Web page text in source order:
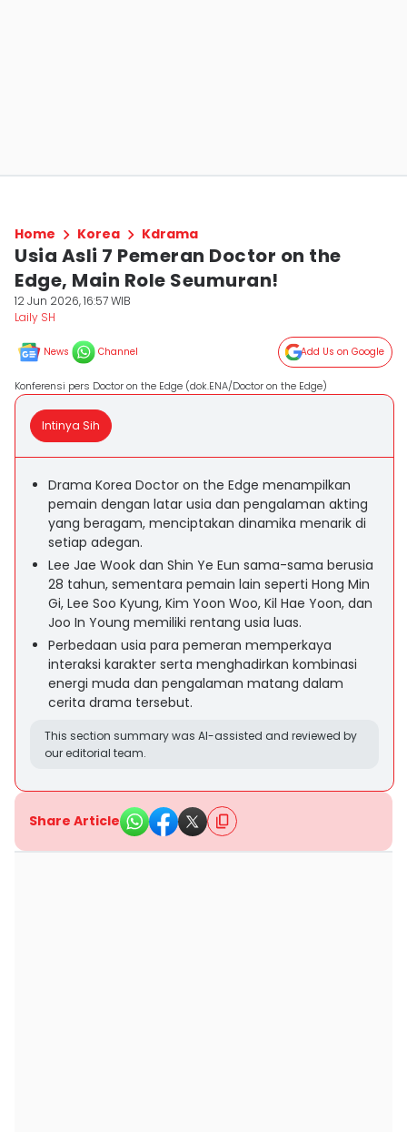
Home Korea Kdrama
Usia Asli 7 Pemeran Doctor on the
Edge, Main Role Seumuran!
12 Jun 2026, 16:57 WIB
Laily SH
News Channel Add Us on Google
Konferensi pers Doctor on the Edge (dok.ENA/Doctor on the Edge)
Intinya Sih
Drama Korea Doctor on the Edge menampilkan
pemain dengan latar usia dan pengalaman akting
yang beragam, menciptakan dinamika menarik di
setiap adegan.
Lee Jae Wook dan Shin Ye Eun sama-sama berusia
28 tahun, sementara pemain lain seperti Hong Min
Gi, Lee Soo Kyung, Kim Yoon Woo, Kil Hae Yoon, dan
Joo In Young memiliki rentang usia luas.
Perbedaan usia para pemeran memperkaya
interaksi karakter serta menghadirkan kombinasi
energi muda dan pengalaman matang dalam
cerita drama tersebut.
This section summary was AI-assisted and reviewed by
our editorial team.
Share Article